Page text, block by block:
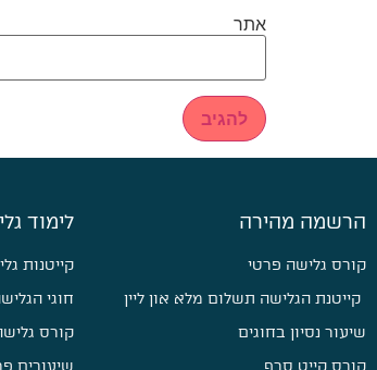
אתר
הרשמה מהירה
קורס גלישה פרטי
קייטנת הגלישה תשלום מלא און ליין
שיעור נסיון בחוגים
קורס קייט סרף
לימוד
קייטנות
חוגי
קורס
שיעורים